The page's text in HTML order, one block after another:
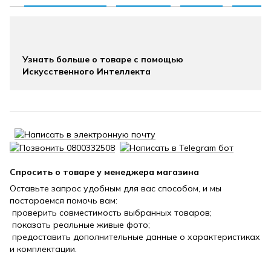
Узнать больше о товаре с помощью
Искусственного Интеллекта
Спросить о товаре у менеджера магазина
Оставьте запрос удобным для вас способом, и мы
постараемся помочь вам:
проверить совместимость выбранных товаров;
показать реальные живые фото;
предоставить дополнительные данные о характеристиках
и комплектации.